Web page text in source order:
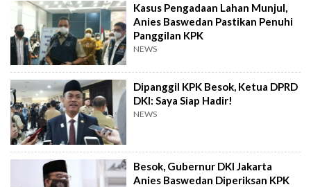
Kasus Pengadaan Lahan Munjul,
Anies Baswedan Pastikan Penuhi
Panggilan KPK
NEWS
Dipanggil KPK Besok, Ketua DPRD
DKI: Saya Siap Hadir!
NEWS
Besok, Gubernur DKI Jakarta
Anies Baswedan Diperiksan KPK